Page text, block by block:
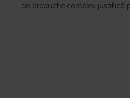
de producție complex justifică